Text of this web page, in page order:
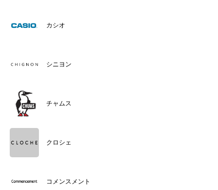
カシオ
シニヨン
チャムス
クロシェ
コメンスメント